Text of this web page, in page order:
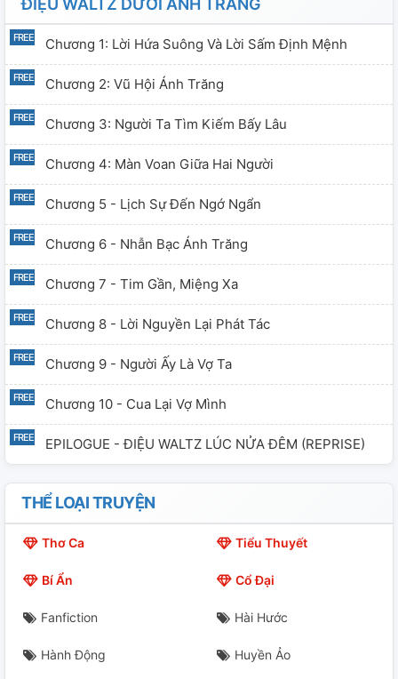
ĐIỆU WALTZ DƯỚI ÁNH TRĂNG
Chương 1: Lời Hứa Suông Và Lời Sấm Định Mệnh
Chương 2: Vũ Hội Ánh Trăng
Chương 3: Người Ta Tìm Kiếm Bấy Lâu
Chương 4: Màn Voan Giữa Hai Người
Chương 5 - Lịch Sự Đến Ngớ Ngẩn
Chương 6 - Nhẫn Bạc Ánh Trăng
Chương 7 - Tim Gần, Miệng Xa
Chương 8 - Lời Nguyền Lại Phát Tác
Chương 9 - Người Ấy Là Vợ Ta
Chương 10 - Cua Lại Vợ Mình
EPILOGUE - ĐIỆU WALTZ LÚC NỬA ĐÊM (REPRISE)
THỂ LOẠI TRUYỆN
Thơ Ca Tiểu Thuyết
Bí Ẩn Cổ Đại
Fanfiction Hài Hước
Hành Động Huyền Ảo